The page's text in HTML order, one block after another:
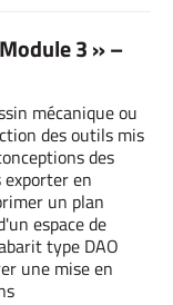
mécanique ou
des outils mis
des
en
un plan
espace de
type DAO
une mise en